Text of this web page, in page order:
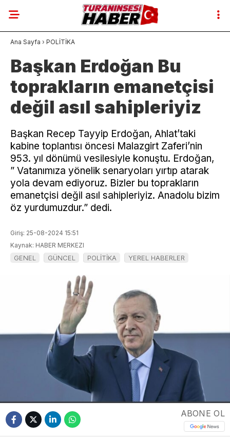
Ana Sayfa › POLİTİKA
Başkan Erdoğan Bu
toprakların emanetçisi
değil asıl sahipleriyiz
Başkan Recep Tayyip Erdoğan, Ahlat’taki
kabine toplantısı öncesi Malazgirt Zaferi’nin
953. yıl dönümü vesilesiyle konuştu. Erdoğan,
” Vatanımıza yönelik senaryoları yırtıp atarak
yola devam ediyoruz. Bizler bu toprakların
emanetçisi değil asıl sahipleriyiz. Anadolu bizim
öz yurdumuzdur.” dedi.
Giriş: 25-08-2024 15:51
Kaynak: HABER MERKEZI
GENEL GÜNCEL POLİTİKA YEREL HABERLER
ABONE OL